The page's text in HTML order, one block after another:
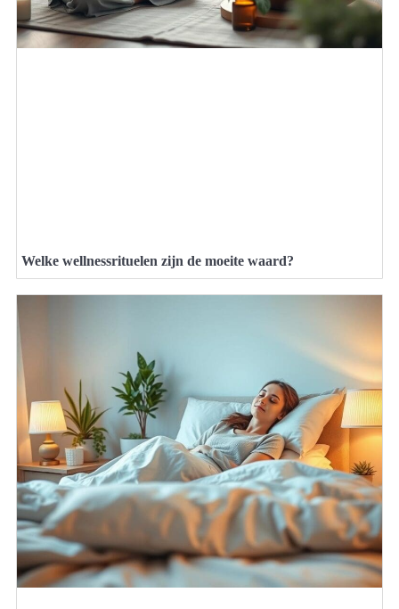
Welke wellnessrituelen zijn de moeite waard?